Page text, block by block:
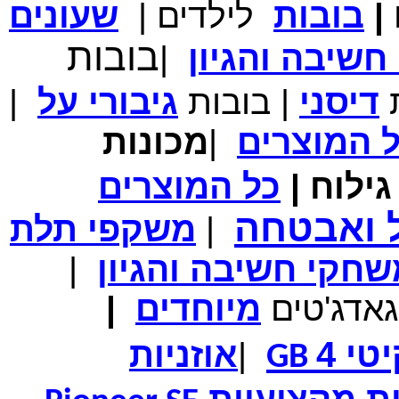
₪700.00 מחיר שוק
משלוח חינם
במבצע תיק לנשיאת מחשב נייד 10.1 אינץ' בצבע ורוד בעל
₪150.00 מחיר שוק
₪99.00 המחיר שלך
₪104.00 המחיר כולל משלוח :
נרתיק עור יוקרתי עבור אייפוד וידאו 60GB\80GB \שחור
| בובות לילדים |
שעונים
והגיון
|בובות
דיסני | בובות גיבורי על
|
המוצרים |מכונות
| כל המוצרים
ואבטחה | משקפי תלת
חשיבה והגיון
|
גאדג'טים מיוחדים |
4
GB
|אוזניות